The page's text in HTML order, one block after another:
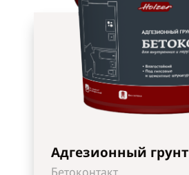
Адгезионный грунт